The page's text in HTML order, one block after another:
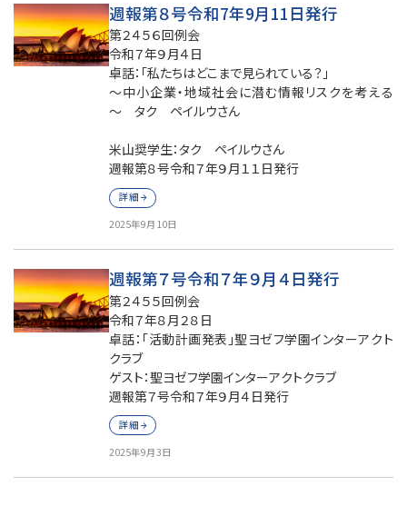
週報第８号令和7年9月11日発行
第２４５６回例会
令和７年９月４日
卓話：「私たちはどこまで見られている？」
～中小企業・地域社会に潜む情報リスクを考える
～ タク ペイルウさん
米山奨学生：タク ペイルウさん
週報第８号令和７年９月１１日発行
詳細
2025年9月10日
週報第７号令和７年９月４日発行
第２４５５回例会
令和７年８月２８日
卓話：「活動計画発表」聖ヨゼフ学園インターアクト
クラブ
ゲスト：聖ヨゼフ学園インターアクトクラブ
週報第７号令和７年９月４日発行
詳細
2025年9月3日